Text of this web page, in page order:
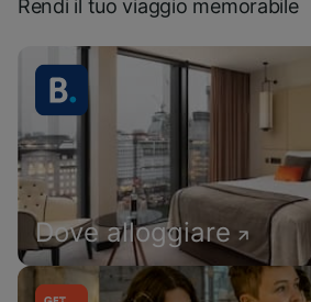
Rendi il tuo viaggio memorabile
Dove alloggiare